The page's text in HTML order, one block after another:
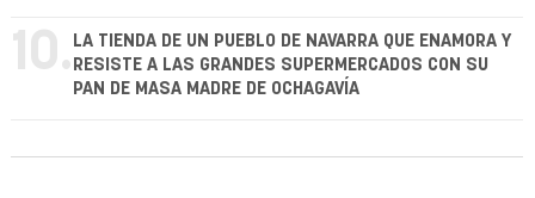
10. LA TIENDA DE UN PUEBLO DE NAVARRA QUE ENAMORA Y
RESISTE A LAS GRANDES SUPERMERCADOS CON SU
PAN DE MASA MADRE DE OCHAGAVÍA